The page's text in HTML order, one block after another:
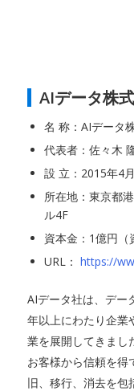
AIデータ株
名 称：AIデータ
代表者：佐々木
設 立：2015年4月
所在地：東京都
ル4F
資本金：1億円（
URL： https://
AIデータ社は、デー
年以上にわたり企業
業を展開してきまし
お客様から信頼を得
旧、移行、消去を包